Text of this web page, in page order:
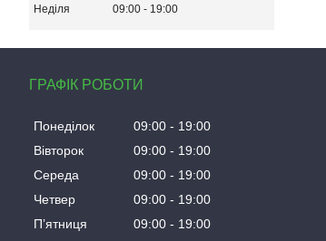
Неділя
09:00 19:00
ГРАФІК РОБОТИ
Понеділок 09:00
19:00
Вівторок
09:00
19:00
Середа
09:00
19:00
Четвер
09:00
19:00
Пʼятниця
09:00
19:00